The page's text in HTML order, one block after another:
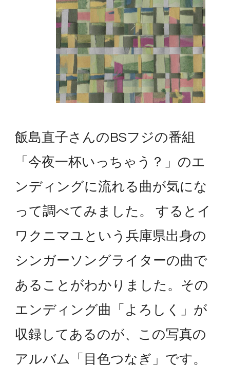
飯島直子さんのBSフジの番組
「今夜一杯いっちゃう？」のエ
ンディングに流れる曲が気にな
って調べてみました。 するとイ
ワクニマユという兵庫県出身の
シンガーソングライターの曲で
あることがわかりました。その
エンディング曲「よろしく」が
収録してあるのが、この写真の
アルバム「目色つなぎ」です。